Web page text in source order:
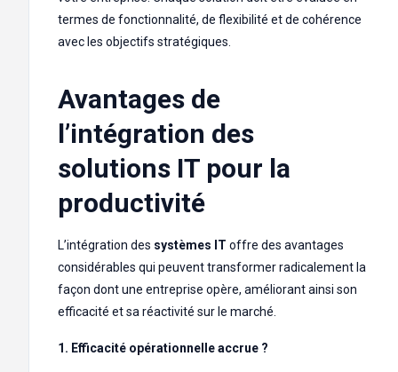
termes de fonctionnalité, de flexibilité et de cohérence
avec les objectifs stratégiques.
Avantages de
l’intégration des
solutions IT pour la
productivité
L’intégration des systèmes IT offre des avantages
considérables qui peuvent transformer radicalement la
façon dont une entreprise opère, améliorant ainsi son
efficacité et sa réactivité sur le marché.
1. Efficacité opérationnelle accrue ?